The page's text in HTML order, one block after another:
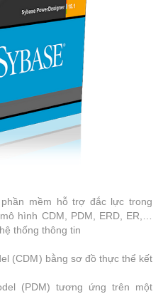
mềm hỗ trợ đắc lực trong
hình CDM, PDM, ERD, ER,…
thống thông tin
(CDM) bằng sơ đồ thực thể kết
(PDM) tương ứng trên một